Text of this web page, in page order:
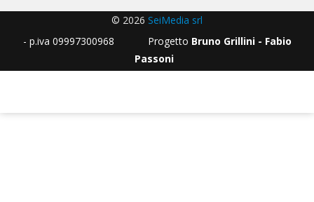
© 2026 SeiMedia srl
- p.iva 09997300968 Progetto Bruno Grillini - Fabio
Passoni